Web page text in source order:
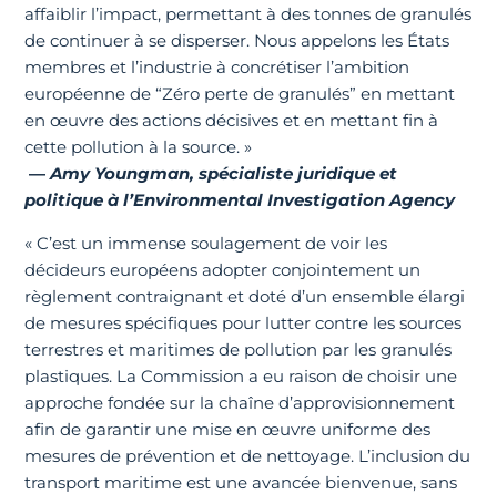
affaiblir l’impact, permettant à des tonnes de granulés
de continuer à se disperser. Nous appelons les États
membres et l’industrie à concrétiser l’ambition
européenne de “Zéro perte de granulés” en mettant
en œuvre des actions décisives et en mettant fin à
cette pollution à la source. »
—Amy Youngman, spécialiste juridique et
politique à l’Environmental Investigation Agency
« C’est un immense soulagement de voir les
décideurs européens adopter conjointement un
règlement contraignant et doté d’un ensemble élargi
de mesures spécifiques pour lutter contre les sources
terrestres et maritimes de pollution par les granulés
plastiques. La Commission a eu raison de choisir une
approche fondée sur la chaîne d’approvisionnement
afin de garantir une mise en œuvre uniforme des
mesures de prévention et de nettoyage. L’inclusion du
transport maritime est une avancée bienvenue, sans